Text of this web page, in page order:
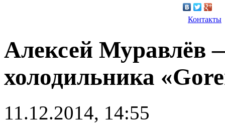
Контакты
Алексей Муравлёв
холодильника
11.12.2014, 14:55